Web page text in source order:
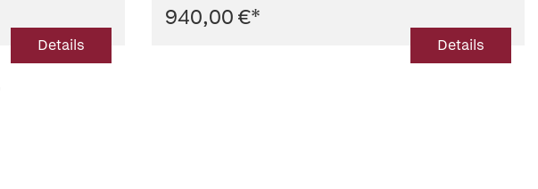
Details
940,00 €*
Details